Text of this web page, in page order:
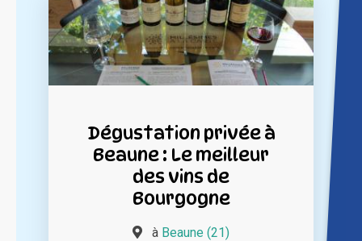
Dégustation privée à
Beaune : Le meilleur
des vins de
Bourgogne
à Beaune (21)